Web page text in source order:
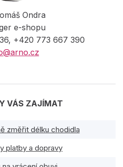
Ondra
e-shopu
+420 773 667 390
VÁS ZAJÍMAT
změřit délku chodidla
platby a dopravy